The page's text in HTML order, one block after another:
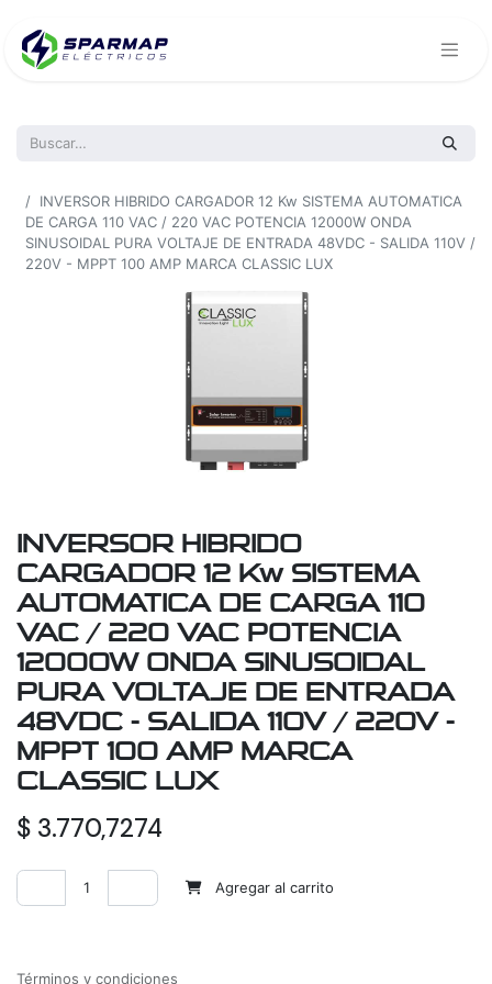
INVERSOR HIBRIDO CARGADOR 12 Kw SISTEMA AUTOMATICA
DE CARGA 110 VAC / 220 VAC POTENCIA 12000W ONDA
SINUSOIDAL PURA VOLTAJE DE ENTRADA 48VDC - SALIDA 110V /
220V - MPPT 100 AMP MARCA CLASSIC LUX
INVERSOR HIBRIDO
CARGADOR 12 Kw SISTEMA
AUTOMATICA DE CARGA 110
VAC / 220 VAC POTENCIA
12000W ONDA SINUSOIDAL
PURA VOLTAJE DE ENTRADA
48VDC - SALIDA 110V / 220V -
MPPT 100 AMP MARCA
CLASSIC LUX
$ 3.770,7274
Agregar al carrito
Términos y condiciones